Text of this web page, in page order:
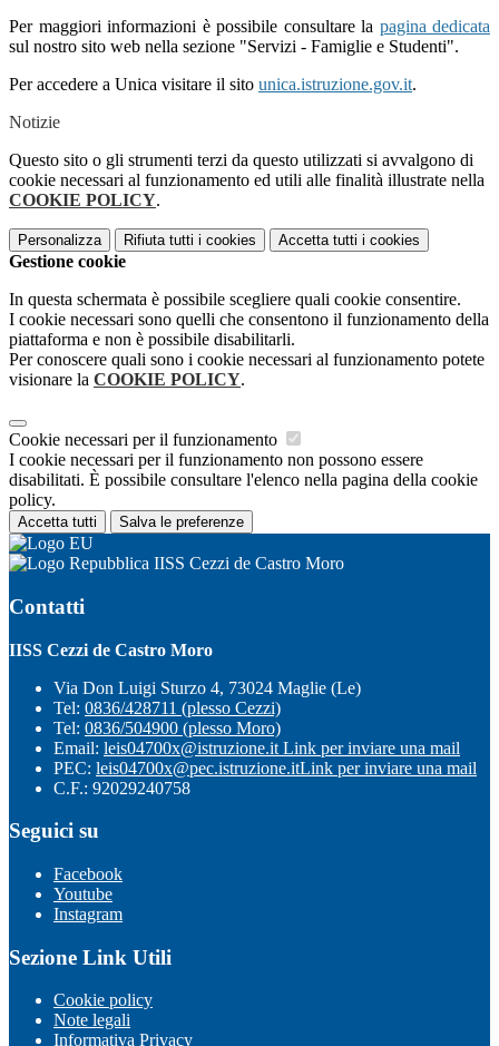
Per maggiori informazioni è possibile consultare la pagina dedicata
sul nostro sito web nella sezione "Servizi - Famiglie e Studenti".
Per accedere a Unica visitare il sito unica.istruzione.gov.it.
Notizie
Questo sito o gli strumenti terzi da questo utilizzati si avvalgono di
cookie necessari al funzionamento ed utili alle finalità illustrate nella
COOKIE POLICY.
Personalizza Rifiuta tutti i cookies Accetta tutti i cookies
Gestione cookie
In questa schermata è possibile scegliere quali cookie consentire.
I cookie necessari sono quelli che consentono il funzionamento della
piattaforma e non è possibile disabilitarli.
Per conoscere quali sono i cookie necessari al funzionamento potete
visionare la COOKIE POLICY.
Cookie necessari per il funzionamento
I cookie necessari per il funzionamento non possono essere
disabilitati. È possibile consultare l'elenco nella pagina della cookie
policy.
Accetta tutti Salva le preferenze
IISS Cezzi de Castro Moro
Contatti
IISS Cezzi de Castro Moro
Via Don Luigi Sturzo 4, 73024 Maglie (Le)
Tel: 0836/428711 (plesso Cezzi)
Tel: 0836/504900 (plesso Moro)
Email: leis04700x@istruzione.it Link per inviare una mail
PEC: leis04700x@pec.istruzione.itLink per inviare una mail
C.F.: 92029240758
Seguici su
Facebook
Youtube
Instagram
Sezione Link Utili
Cookie policy
Note legali
Informativa Privacy